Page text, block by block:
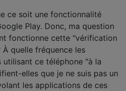
ce soit une fonctionnalité
Play. Donc, ma question
fonctionne cette "vérification
À quelle fréquence les
utilisant ce téléphone "à la
elles que je ne suis pas un
les applications de ces